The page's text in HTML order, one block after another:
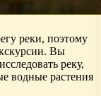
реки, поэтому
Вы
реку,
водные растения